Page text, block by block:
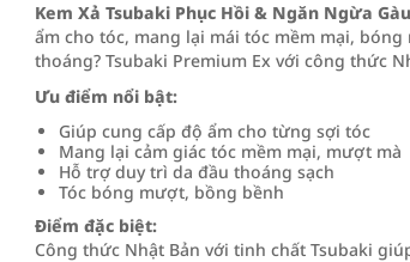
Kem Xả Tsubaki Phục Hồi & Ngăn Ngừa
ẩm cho tóc, mang lại mái tóc mềm mại,
thoáng? Tsubaki Premium Ex với công thức
Ưu điểm nổi bật:
Giúp cung cấp độ ẩm cho từng sợi tóc
Mang lại cảm giác tóc mềm mại, mượt mà
Hỗ trợ duy trì da đầu thoáng sạch
Tóc bóng mượt, bồng bềnh
Điểm đặc biệt:
Công thức Nhật Bản với tinh chất Tsubaki